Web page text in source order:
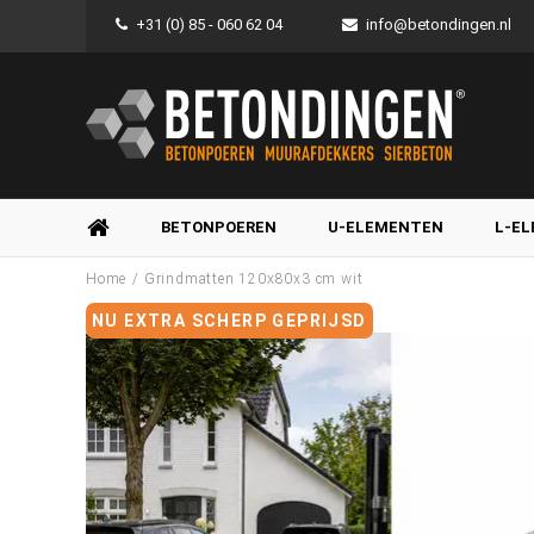
+31 (0) 85 - 060 62 04 info@betondingen.nl
BETONPOEREN U-ELEMENTEN L-
Home / Grindmatten 120x80x3 cm wit
NU EXTRA SCHERP GEPRIJSD